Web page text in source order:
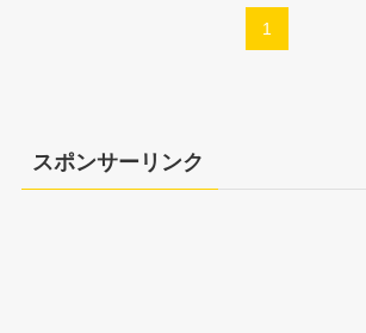
1
スポンサーリンク